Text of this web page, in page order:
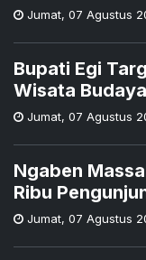
Jumat, 07 Agustus
Bupati Egi
Wisata
Jumat, 07 Agustus
Ngaben
Ribu
Jumat, 07 Agustus